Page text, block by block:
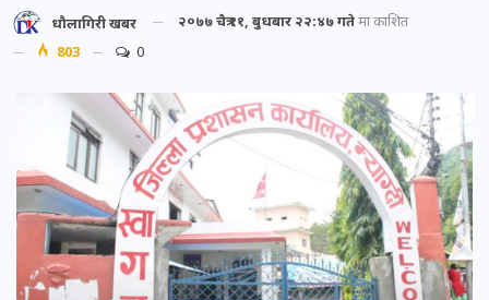
धौलागिरी खबर २०७७ चैत्र ११, बुधबार २२:४७ गतेमा प्रकाशित
803
0